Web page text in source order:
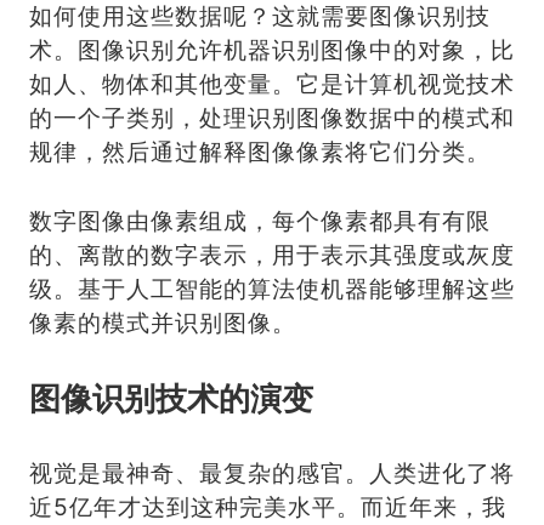
如何使用这些数据呢？这就需要图像识别技
术。图像识别允许机器识别图像中的对象，比
如人、物体和其他变量。它是计算机视觉技术
的一个子类别，处理识别图像数据中的模式和
规律，然后通过解释图像像素将它们分类。
数字图像由像素组成，每个像素都具有有限
的、离散的数字表示，用于表示其强度或灰度
级。基于人工智能的算法使机器能够理解这些
像素的模式并识别图像。
图像识别技术的演变
视觉是最神奇、最复杂的感官。人类进化了将
近5亿年才达到这种完美水平。而近年来，我